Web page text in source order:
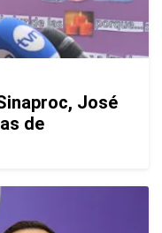
José
de